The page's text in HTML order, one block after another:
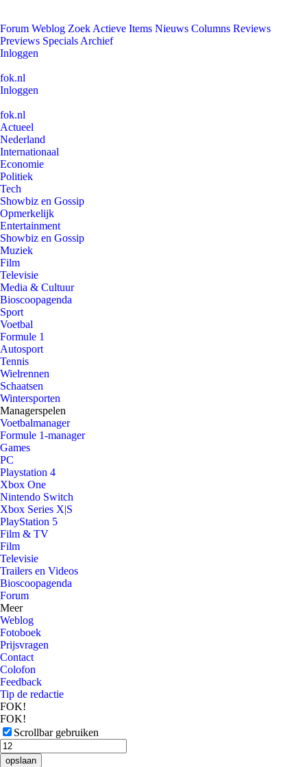
Forum Weblog Zoek Actieve Items Nieuws Columns Reviews
Previews Specials Archief
Inloggen
fok.nl
Inloggen
fok.nl
Actueel
Nederland
Internationaal
Economie
Politiek
Tech
Showbiz en Gossip
Opmerkelijk
Entertainment
Showbiz en Gossip
Muziek
Film
Televisie
Media & Cultuur
Bioscoopagenda
Sport
Voetbal
Formule 1
Autosport
Tennis
Wielrennen
Schaatsen
Wintersporten
Managerspelen
Voetbalmanager
Formule 1-manager
Games
PC
Playstation 4
Xbox One
Nintendo Switch
Xbox Series X|S
PlayStation 5
Film & TV
Film
Televisie
Trailers en Videos
Bioscoopagenda
Forum
Meer
Weblog
Fotoboek
Prijsvragen
Contact
Colofon
Feedback
Tip de redactie
FOK!
FOK!
Scrollbar gebruiken
opslaan